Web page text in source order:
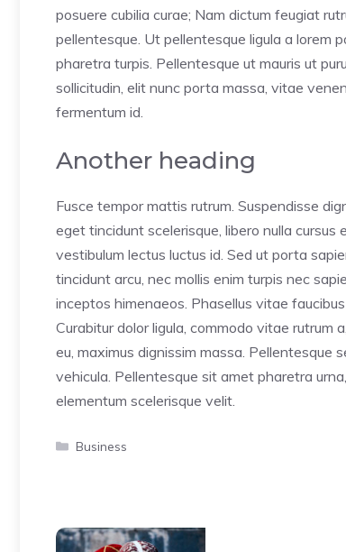
posuere cubilia curae; Nam dictum feugiat
pellentesque. Ut pellentesque ligula a lorem
pharetra turpis. Pellentesque ut mauris ut
sollicitudin, elit nunc porta massa, vitae
fermentum id.
Another heading
Fusce tempor mattis rutrum. Suspendisse
eget tincidunt scelerisque, libero nulla
vestibulum lectus luctus id. Sed ut porta
tincidunt arcu, nec mollis enim turpis nec
inceptos himenaeos. Phasellus vitae
Curabitur dolor ligula, commodo vitae rutrum
eu, maximus dignissim massa. Pellentesque
vehicula. Pellentesque sit amet pharetra
elementum scelerisque velit.
Categorías
Business